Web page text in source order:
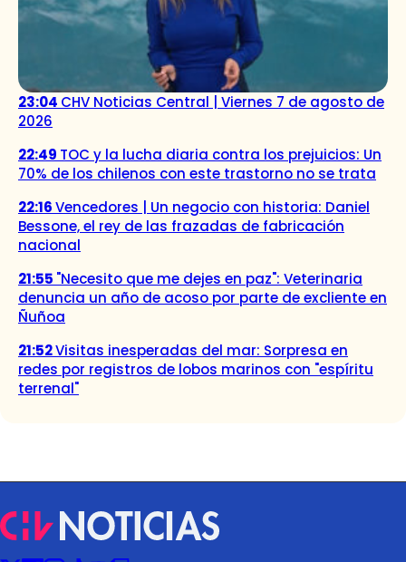
23:04 CHV Noticias Central | Viernes 7 de agosto de
2026
22:49 TOC y la lucha diaria contra los prejuicios: Un
70% de los chilenos con este trastorno no se trata
22:16Vencedores | Un negocio con historia: Daniel
Bessone, el rey de las frazadas de fabricación
nacional
21:55 "Necesito que me dejes en paz": Veterinaria
denuncia un año de acoso por parte de excliente en
Ñuñoa
21:52Visitas inesperadas del mar: Sorpresa en
redes por registros de lobos marinos con "espíritu
terrenal"